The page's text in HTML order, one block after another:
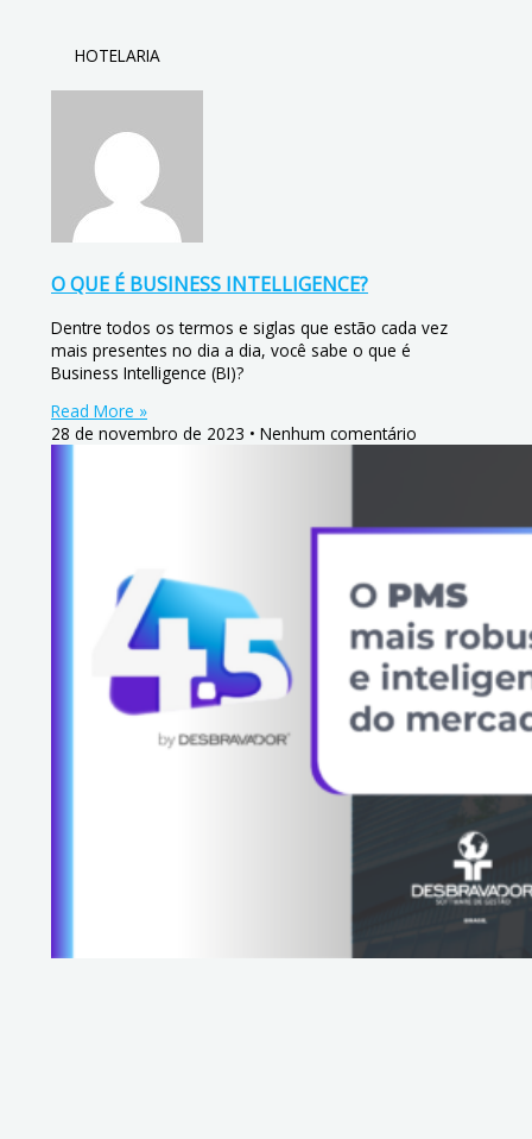
HOTELARIA
O QUE É BUSINESS INTELLIGENCE?
Dentre todos os termos e siglas que estão cada vez
mais presentes no dia a dia, você sabe o que é
Business Intelligence (BI)?
Read More »
28 de novembro de 2023
Nenhum comentário